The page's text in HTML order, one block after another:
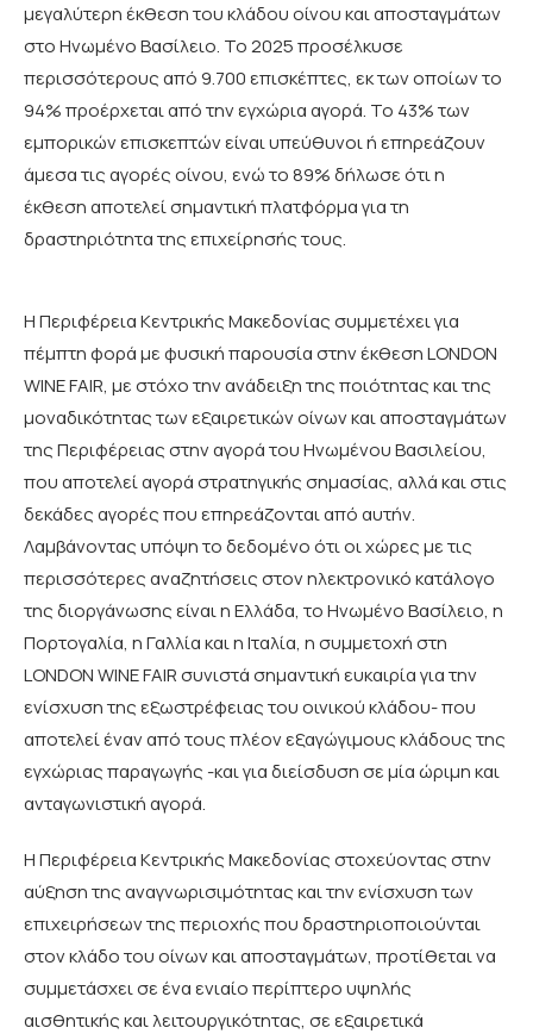
μεγαλύτερη έκθεση του κλάδου οίνου και αποσταγμάτων
στο Ηνωμένο Βασίλειο. Το 2025 προσέλκυσε
περισσότερους από 9.700 επισκέπτες, εκ των οποίων το
94% προέρχεται από την εγχώρια αγορά. Το 43% των
εμπορικών επισκεπτών είναι υπεύθυνοι ή επηρεάζουν
άμεσα τις αγορές οίνου, ενώ το 89% δήλωσε ότι η
έκθεση αποτελεί σημαντική πλατφόρμα για τη
δραστηριότητα της επιχείρησής τους.
Η Περιφέρεια Κεντρικής Μακεδονίας συμμετέχει για
πέμπτη φορά με φυσική παρουσία στην έκθεση LONDON
WINE FAIR, με στόχο την ανάδειξη της ποιότητας και της
μοναδικότητας των εξαιρετικών οίνων και αποσταγμάτων
της Περιφέρειας στην αγορά του Ηνωμένου Βασιλείου,
που αποτελεί αγορά στρατηγικής σημασίας, αλλά και στις
δεκάδες αγορές που επηρεάζονται από αυτήν.
Λαμβάνοντας υπόψη το δεδομένο ότι οι χώρες με τις
περισσότερες αναζητήσεις στον ηλεκτρονικό κατάλογο
της διοργάνωσης είναι η Ελλάδα, το Ηνωμένο Βασίλειο, η
Πορτογαλία, η Γαλλία και η Ιταλία, η συμμετοχή στη
LONDON WINE FAIR συνιστά σημαντική ευκαιρία για την
ενίσχυση της εξωστρέφειας του οινικού κλάδου- που
αποτελεί έναν από τους πλέον εξαγώγιμους κλάδους της
εγχώριας παραγωγής -και για διείσδυση σε μία ώριμη και
ανταγωνιστική αγορά.
Η Περιφέρεια Κεντρικής Μακεδονίας στοχεύοντας στην
αύξηση της αναγνωρισιμότητας και την ενίσχυση των
επιχειρήσεων της περιοχής που δραστηριοποιούνται
στον κλάδο του οίνων και αποσταγμάτων, προτίθεται να
συμμετάσχει σε ένα ενιαίο περίπτερο υψηλής
αισθητικής και λειτουργικότητας, σε εξαιρετικά